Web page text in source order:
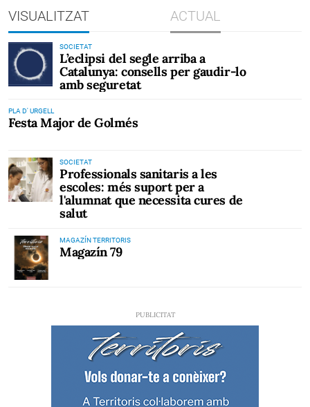
VISUALITZAT ACTUAL
SOCIETAT
L’eclipsi del segle arriba a
Catalunya: consells per gaudir-lo
amb seguretat
PLA D' URGELL
Festa Major de Golmés
SOCIETAT
Professionals sanitaris a les
escoles: més suport per a
l'alumnat que necessita cures de
salut
MAGAZÍN TERRITORIS
Magazín 79